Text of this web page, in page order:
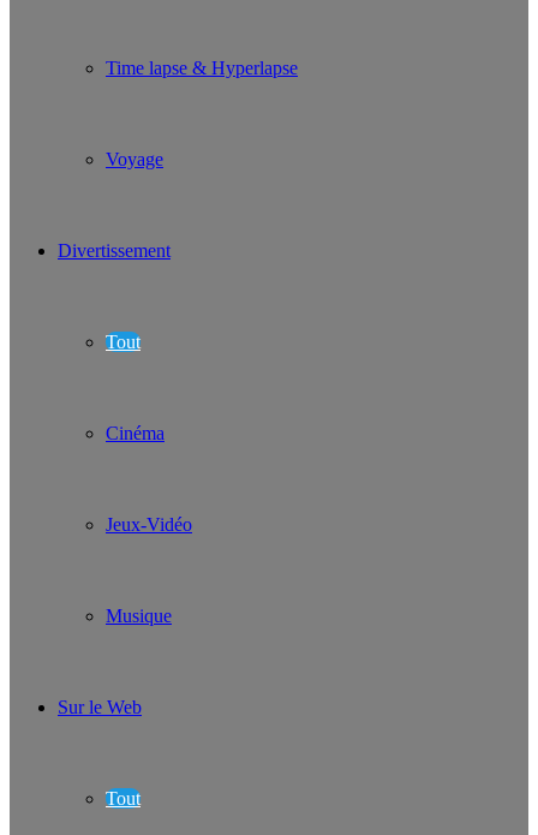
Time lapse & Hyperlapse
Voyage
Divertissement
Tout
Cinéma
Jeux-Vidéo
Musique
Sur le Web
Tout